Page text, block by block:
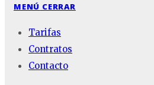
MENÚ CERRAR
Tarifas
Contratos
Contacto